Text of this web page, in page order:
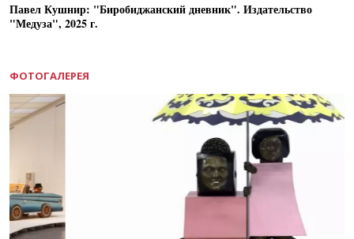
Павел Кушнир: "Биробиджанский дневник". Издательство
"Медуза", 2025 г.
ФОТОГАЛЕРЕЯ